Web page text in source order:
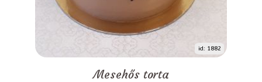
id: 1882
Mesehős torta